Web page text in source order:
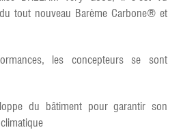
tout nouveau Barème Carbone® et
les concepteurs se sont
du bâtiment pour garantir son